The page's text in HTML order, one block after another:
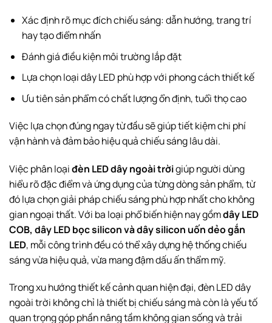
Xác định rõ mục đích chiếu sáng: dẫn hướng, trang trí
hay tạo điểm nhấn
Đánh giá điều kiện môi trường lắp đặt
Lựa chọn loại dây LED phù hợp với phong cách thiết kế
Ưu tiên sản phẩm có chất lượng ổn định, tuổi thọ cao
Việc lựa chọn đúng ngay từ đầu sẽ giúp tiết kiệm chi phí
vận hành và đảm bảo hiệu quả chiếu sáng lâu dài.
Việc phân loạiđèn LED dây ngoài trờigiúp người dùng
hiểu rõ đặc điểm và ứng dụng của từng dòng sản phẩm, từ
đó lựa chọn giải pháp chiếu sáng phù hợp nhất cho không
gian ngoại thất. Với ba loại phổ biến hiện nay gồmdây LED
COB, dây LED bọc silicon và dây silicon uốn dẻo gắn
LED, mỗi công trình đều có thể xây dựng hệ thống chiếu
sáng vừa hiệu quả, vừa mang đậm dấu ấn thẩm mỹ.
Trong xu hướng thiết kế cảnh quan hiện đại, đèn LED dây
ngoài trời không chỉ là thiết bị chiếu sáng mà còn là yếu tố
quan trọng góp phần nâng tầm không gian sống và trải